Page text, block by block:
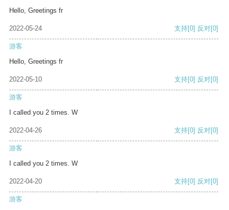
Hello, Greetings fr
2022-05-24 支持[0] 反对[0]
游客
Hello, Greetings fr
2022-05-10 支持[0] 反对[0]
游客
I called you 2 times. W
2022-04-26 支持[0] 反对[0]
游客
I called you 2 times. W
2022-04-20 支持[0] 反对[0]
游客